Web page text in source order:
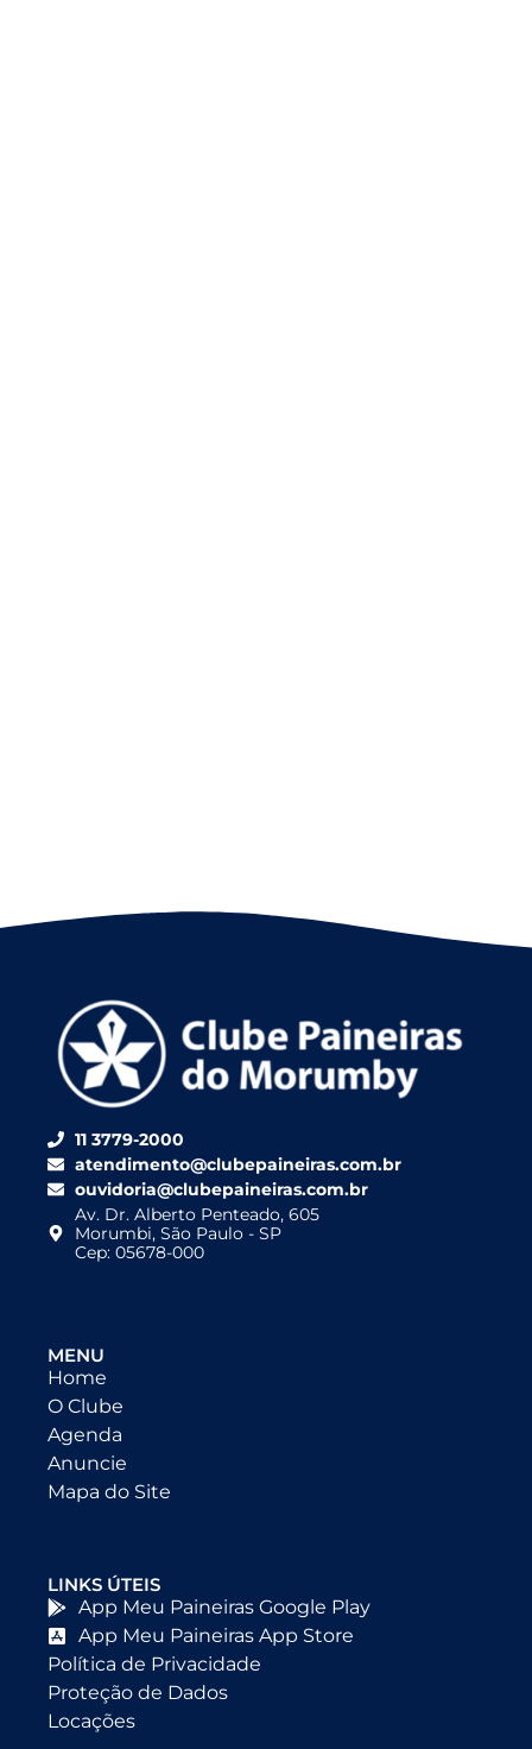
11 3779-2000
atendimento@clubepaineiras.com.br
ouvidoria@clubepaineiras.com.br
Av. Dr. Alberto Penteado, 605
Morumbi, São Paulo - SP
Cep: 05678-000
MENU
Home
O Clube
Agenda
Anuncie
Mapa do Site
LINKS ÚTEIS
App Meu Paineiras Google Play
App Meu Paineiras App Store
Política de Privacidade
Proteção de Dados
Locações